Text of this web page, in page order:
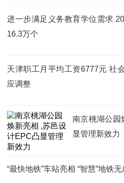
进一步满足义务教育学位需求
16.3万个
天津职工月平均工资6777元 社
应调整
南京桃湖公园
显管理新效力
“最快地铁”车站亮相 “智慧”地铁